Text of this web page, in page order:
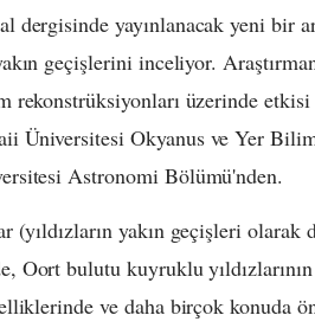
dergisinde yayınlanacak yeni bir
geçişlerini inceliyor.
üzerinde
Üniversitesi Okyanus ve Yer
Astronomi Bölümü'nden.
(yıldızların yakın geçişleri olarak
Oort bulutu kuyruklu
ve daha birçok konuda